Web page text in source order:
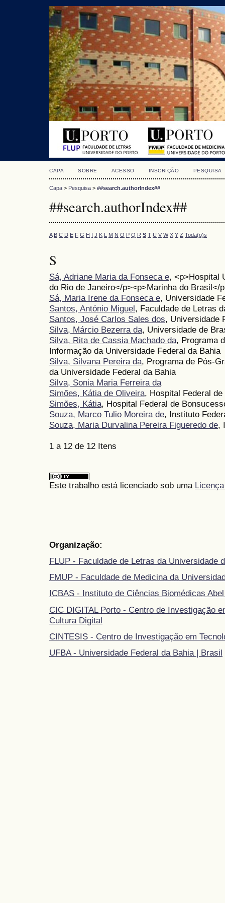
CAPA SOBRE ACESSO INSCRIÇÃO PESQUISA
Capa > Pesquisa > ##search.authorIndex##
##search.authorIndex##
A B C D E F G H I J K L M N O P Q R S T U V W X Y Z Toda(o)s
S
Sá, Adriane Maria da Fonseca e, <p>Hospital
do Rio de Janeiro</p><p>Marinha do Brasil</
Sá, Maria Irene da Fonseca e, Universidade
Santos, António Miguel, Faculdade de Letras
Santos, José Carlos Sales dos, Universidade
Silva, Márcio Bezerra da, Universidade de
Silva, Rita de Cassia Machado da, Programa
Informação da Universidade Federal da Bahia
Silva, Silvana Pereira da, Programa de Pós-
da Universidade Federal da Bahia
Silva, Sonia Maria Ferreira da
Simões, Kátia de Oliveira, Hospital Federal
Simões, Kátia, Hospital Federal de
Souza, Marco Tulio Moreira de, Instituto
Souza, Maria Durvalina Pereira Figueredo de,
1 a 12 de 12 Itens
Este trabalho está licenciado sob uma
Organização:
FLUP - Faculdade de Letras da Universidade
FMUP - Faculdade de Medicina da
ICBAS - Instituto de Ciências Biomédicas
CIC DIGITAL Porto - Centro de Investigação
Cultura Digital
CINTESIS - Centro de Investigação em
UFBA - Universidade Federal da Bahia | Brasil